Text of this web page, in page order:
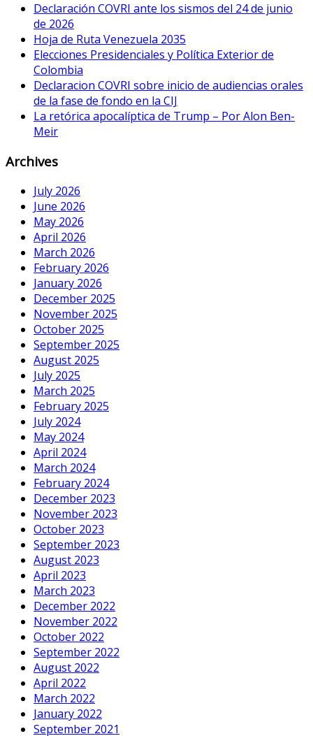
Declaración COVRI ante los sismos del 24 de junio
de 2026
Hoja de Ruta Venezuela 2035
Elecciones Presidenciales y Política Exterior de
Colombia
Declaracion COVRI sobre inicio de audiencias orales
de la fase de fondo en la CIJ
La retórica apocalíptica de Trump – Por Alon Ben-
Meir
Archives
July 2026
June 2026
May 2026
April 2026
March 2026
February 2026
January 2026
December 2025
November 2025
October 2025
September 2025
August 2025
July 2025
March 2025
February 2025
July 2024
May 2024
April 2024
March 2024
February 2024
December 2023
November 2023
October 2023
September 2023
August 2023
April 2023
March 2023
December 2022
November 2022
October 2022
September 2022
August 2022
April 2022
March 2022
January 2022
September 2021